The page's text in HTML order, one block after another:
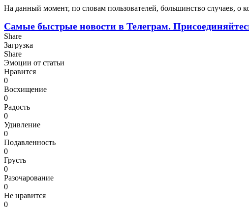
На данный момент, по словам пользователей, большинство случаев, о
Самые быстрые новости в Телеграм.
Share
Загрузка
Share
Эмоции от статьи
Нравится
0
Восхищение
0
Радость
0
Удивление
0
Подавленность
0
Грусть
0
Разочарование
0
Не нравится
0